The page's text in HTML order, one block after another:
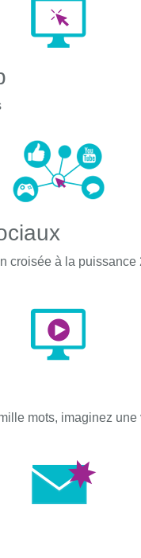
croisée à la puissance
mots, imaginez une